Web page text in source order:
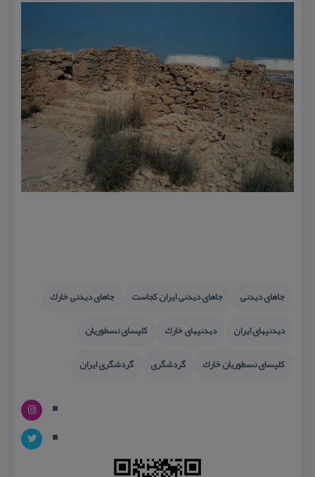
جاهای دیدنی جاهای دیدنی ایران كجاست
جاهای دیدنی خارك
دیدنیهای ایران
دیدنیهای خارك
كلیسای نسطوریان
كلیسای نسطوریان خارك
گردشگری گردشگری ایران